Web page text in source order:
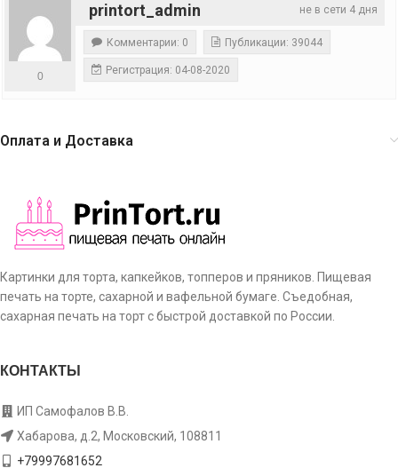
не в сети 4 дня
printort_admin
0
Комментарии: 0 Публикации: 39044
Регистрация: 04-08-2020
Оплата и Доставка
Картинки для торта, капкейков, топперов и пряников. Пищевая
печать на торте, сахарной и вафельной бумаге. Съедобная,
сахарная печать на торт с быстрой доставкой по России.
КОНТАКТЫ
ИП Самофалов В.В.
Хабарова, д.2, Московский, 108811
+79997681652